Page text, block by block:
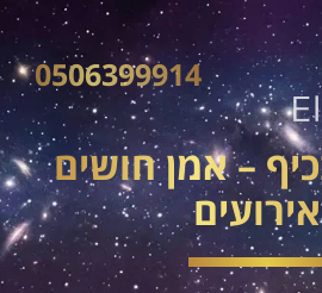
0506399914
– אמן חושים